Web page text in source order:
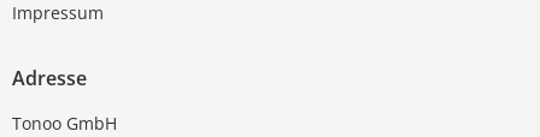
Impressum
Adresse
Tonoo GmbH